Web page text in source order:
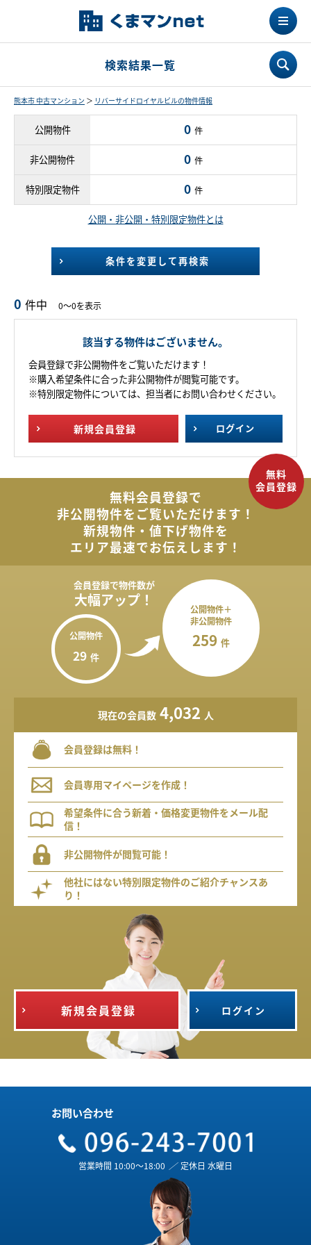
検索結果一覧
熊本市 中古マンション ＞ リバーサイドロイヤルビルの物件情報
公開物件 0 件
非公開物件 0 件
特別限定物件 0 件
公開・非公開・特別限定物件とは
条件を変更して再検索
0 件中 0～0を表示
該当する物件はございません。
会員登録で非公開物件をご覧いただけます！
※購入希望条件に合った非公開物件が閲覧可能です。
※特別限定物件については、担当者にお問い合わせください。
新規会員登録 ログイン
無料会員登録で
非公開物件をご覧いただけます！
新規物件・値下げ物件を
エリア最速でお伝えします！
会員登録で物件数が
大幅アップ！
公開物件
29 件
公開物件＋
非公開物件
259 件
現在の会員数 4,032 人
会員登録は無料！
会員専用マイページを作成！
希望条件に合う新着・価格変更物件をメール配
信！
非公開物件が閲覧可能！
他社にはない特別限定物件のご紹介チャンスあ
り！
新規会員登録 ログイン
お問い合わせ
営業時間 10:00～18:00 ／ 定休日 水曜日